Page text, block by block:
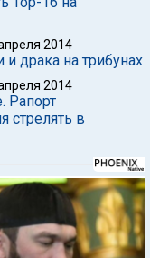
2014
драка на трибунах
2014
Рапорт
стрелять в